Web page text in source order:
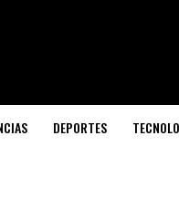
DEPORTES